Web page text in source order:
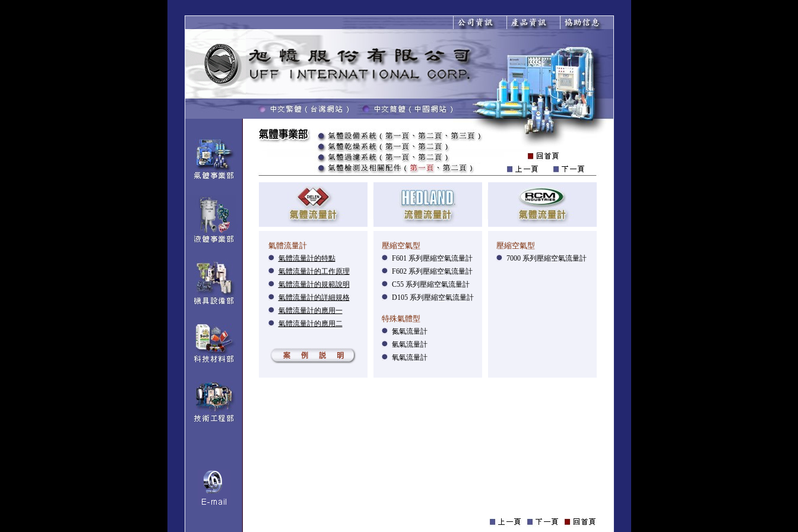
氣體流量計
氣體流量計的特點
氣體流量計的工作原理
氣體流量計的規範說明
氣體流量計的詳細規格
氣體流量計的應用一
氣體流量計的應用二
壓縮空氣型
F601 系列壓縮空氣流量計
F602 系列壓縮空氣流量計
C55 系列壓縮空氣流量計
D105 系列壓縮空氣流量計
特殊氣體型
氮氣流量計
氫氣流量計
氧氣流量計
壓縮空氣型
7000 系列壓縮空氣流量計